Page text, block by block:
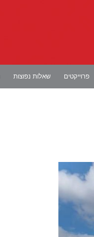
פרוייקטים שאלות נפוצות